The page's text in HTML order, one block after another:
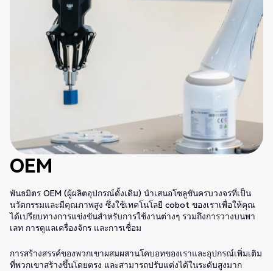
OEM
พันธมิตร OEM (ผู้ผลิตอุปกรณ์ดั้งเดิม) นำเสนอโซลูชันครบวงจรที่เป็น
นวัตกรรมและมีคุณภาพสูง ซึ่งใช้เทคโนโลยี cobot ของเราเพื่อให้คุณ
ได้เปรียบทางการแข่งขันสำหรับการใช้งานต่างๆ รวมถึงการวางบนพา
เลท การดูแลเครื่องจักร และการเชื่อม
การสร้างสรรค์ของพวกเขาผสมผสานโคบอทของเราและอุปกรณ์เพิ่มเติม
ที่พวกเขาสร้างขึ้นโดยตรง และสามารถปรับแต่งได้ในระดับสูงมาก